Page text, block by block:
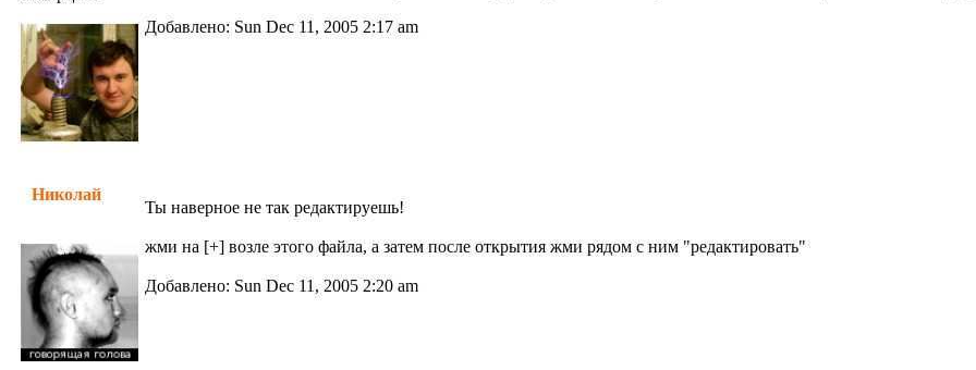
Добавлено: Sun Dec 11, 2005 2:17 am
Николай
Ты наверное не так редактируешь!
жми на [+] возле этого файла, а затем после открытия жми рядом с ним "редактировать"
Добавлено: Sun Dec 11, 2005 2:20 am